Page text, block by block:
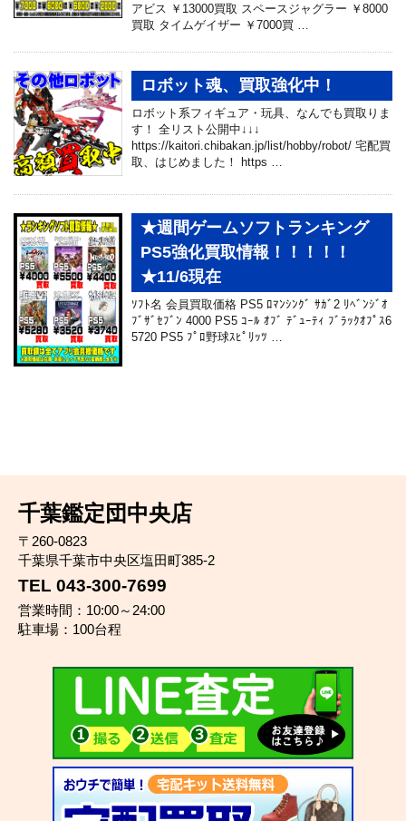
アビス ￥13000買取 スペースジャグラー ￥8000
買取 タイムゲイザー ￥7000買 …
ロボット魂、買取強化中！
ロボット系フィギュア・玩具、なんでも買取りま
す！ 全リスト公開中↓↓↓
https://kaitori.chibakan.jp/list/hobby/robot/ 宅配買
取、はじめました！ https …
★週間ゲームソフトランキング
PS5強化買取情報！！！！！
★11/6現在
ｿﾌﾄ名 会員買取価格 PS5 ﾛﾏﾝｼﾝｸﾞ ｻｶﾞ2 ﾘﾍﾞﾝｼﾞｵ
ﾌﾞｻﾞｾﾌﾞﾝ 4000 PS5 ｺｰﾙ ｵﾌﾞ ﾃﾞｭｰﾃｨ ﾌﾞﾗｯｸｵﾌﾟｽ6
5720 PS5 ﾌﾟﾛ野球ｽﾋﾟﾘｯﾂ …
千葉鑑定団中央店
〒260-0823
千葉県千葉市中央区塩田町385-2
TEL 043-300-7699
営業時間：10:00～24:00
駐車場：100台程